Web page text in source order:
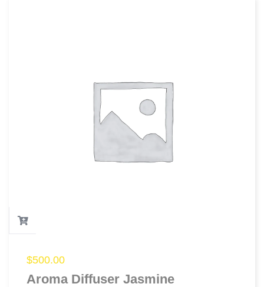
$500.00
Aroma Diffuser Jasmine